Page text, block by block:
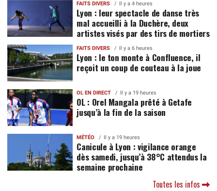
FAITS DIVERS Il y a 4 heures
Lyon : leur spectacle de danse très
mal accueilli à la Duchère, deux
artistes visés par des tirs de mortiers
FAITS DIVERS Il y a 6 heures
Lyon : le ton monte à Confluence, il
reçoit un coup de couteau à la joue
OL EN DIRECT Il y a 19 heures
OL : Orel Mangala prêté à Getafe
jusqu’à la fin de la saison
MÉTÉO Il y a 19 heures
Canicule à Lyon : vigilance orange
dès samedi, jusqu’à 38°C attendus la
semaine prochaine
Toutes les infos